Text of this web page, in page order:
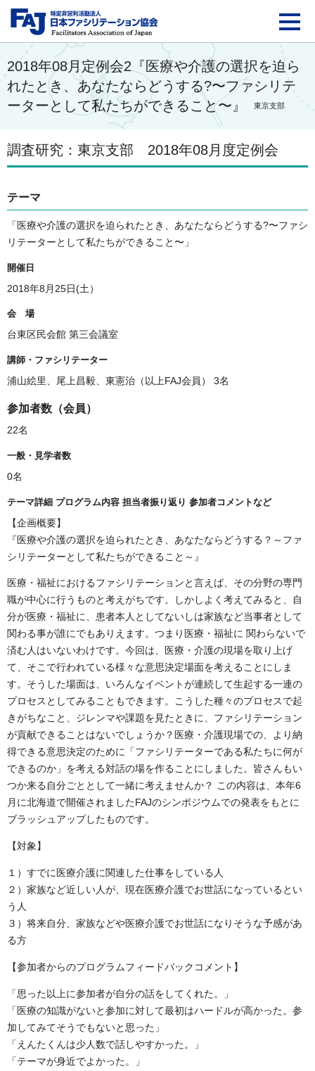
FAJ：特定非営利活動
2018年08月定例会2『医療や介護の選択を迫ら
れたとき、あなたならどうする?〜ファシリテ
ーターとして私たちができること〜』
東京支部
調査研究：東京支部 2018年08月度定例会
テーマ
「医療や介護の選択を迫られたとき、あなたならどうする?〜ファシ
リテーターとして私たちができること〜」
開催日
2018年8月25日(土）
会 場
台東区民会館 第三会議室
講師・ファシリテーター
浦山絵里、尾上昌毅、東憲治（以上FAJ会員）
3名
参加者数（会員）
22名
一般・見学者数
0名
テーマ詳細 プログラム内容 担当者振り返り 参加者コメントなど
【企画概要】
『医療や介護の選択を迫られたとき、あなたならどうする？～ファ
シリテーターとして私たちができること～』
医療・福祉におけるファシリテーションと言えば、その分野の専門
職が中心に行うものと考えがちです。しかしよく考えてみると、自
分が医療・福祉に、患者本人としてないしは家族など当事者として
関わる事が誰にでもありえます。つまり医療・福祉に 関わらないで
済む人はいないわけです。今回は、医療・介護の現場を取り上げ
て、そこで行われている様々な意思決定場面を考えることにしま
す。そうした場面は、いろんなイベントが連続して生起する一連の
プロセスとしてみることもできます。こうした種々のプロセスで起
きがちなこと、ジレンマや課題を見たときに、ファシリテーション
が貢献できることはないでしょうか？医療・介護現場での、より納
得できる意思決定のために「ファシリテーターである私たちに何が
できるのか」を考える対話の場を作ることにしました。皆さんもい
つか来る自分ごととして一緒に考えませんか？ この内容は、本年6
月に北海道で開催されましたFAJのシンポジウムでの発表をもとに
ブラッシュアップしたものです。
【対象】
１）すでに医療介護に関連した仕事をしている人
２）家族など近しい人が、現在医療介護でお世話になっているとい
う人
３）将来自分、家族などや医療介護でお世話になりそうな予感があ
る方
【参加者からのプログラムフィードバックコメント】
「思った以上に参加者が自分の話をしてくれた。」
「医療の知識がないと参加に対して最初はハードルが高かった。参
加してみてそうでもないと思った」
「えんたくんは少人数で話しやすかった。」
「テーマが身近でよかった。」